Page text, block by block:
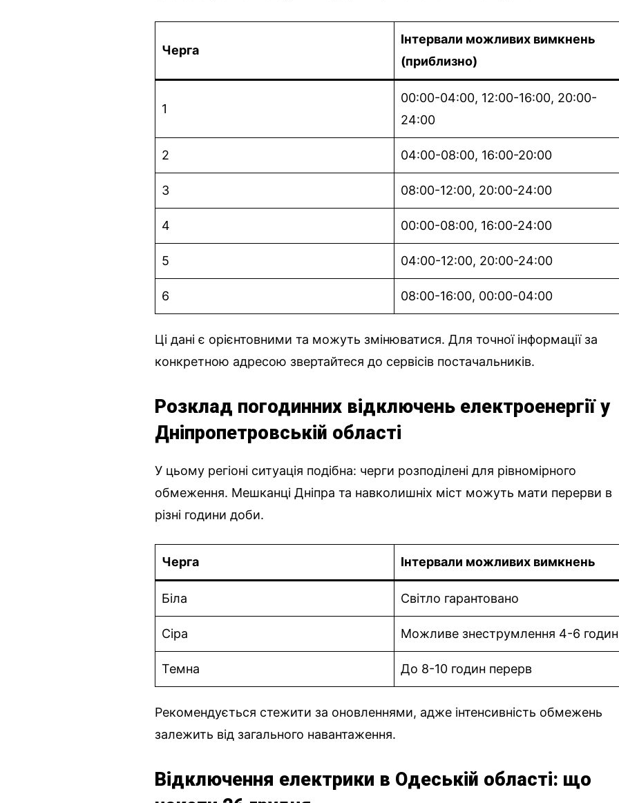
Черга
Інтервали можливих вимкнень
(приблизно)
1
00:00-04:00, 12:00-16:00, 20:00-
24:00
2 04:00-08:00, 16:00-20:00
3 08:00-12:00, 20:00-24:00
4 00:00-08:00, 16:00-24:00
5 04:00-12:00, 20:00-24:00
6 08:00-16:00, 00:00-04:00
Ці дані є орієнтовними та можуть змінюватися. Для точної інформації за
конкретною адресою звертайтеся до сервісів постачальників.
Розклад погодинних відключень електроенергії у
Дніпропетровській області
У цьому регіоні ситуація подібна: черги розподілені для рівномірного
обмеження. Мешканці Дніпра та навколишніх міст можуть мати перерви в
різні години доби.
Черга Інтервали можливих вимкнень
Біла Світло гарантовано
Сіра Можливе знеструмлення 4-6 годин
Темна До 8-10 годин перерв
Рекомендується стежити за оновленнями, адже інтенсивність обмежень
залежить від загального навантаження.
Відключення електрики в Одеській області: що